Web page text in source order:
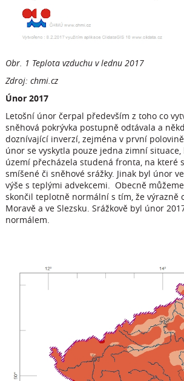
Obr. 1 Teplota vzduchu v lednu 2017
Zdroj: chmi.cz
Únor 2017
Letošní únor čerpal především z toho co
sněhová pokrývka postupně odtávala a
doznívající inverzí, zejména v první
únor se vyskytla pouze jedna zimní situace,
území přecházela studená fronta, na které
smíšené či sněhové srážky. Jinak byl únor
výše s teplými advekcemi. Obecně
skončil teplotně normální s tím, že výrazně
Moravě a ve Slezsku. Srážkově byl únor
normálem.